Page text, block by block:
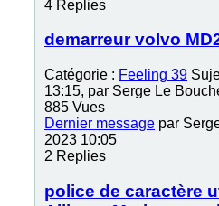
4 Replies
demarreur volvo
Catégorie : Feeling 39
13:15, par Serge Le
885 Vues
Dernier message par
2023 10:05
2 Replies
police de caractère